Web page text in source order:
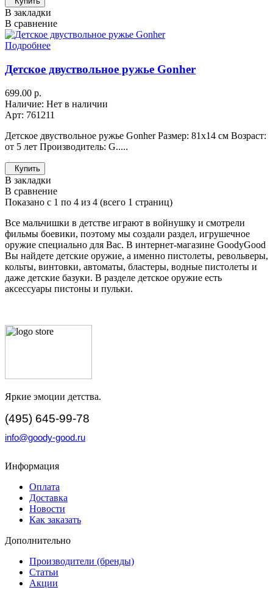
В закладки
В сравнение
Подробнее
Детское двуствольное ружье Gonher
699.00 р.
Наличие: Нет в наличии
Арт: 761211
Детское двуствольное ружье Gonher Размер: 81х14 см Возраст:
от 5 лет Производитель: G.....
Купить
В закладки
В сравнение
Показано с 1 по 4 из 4 (всего 1 страниц)
Все мальчишки в детстве играют в войнушку и смотрели
фильмы боевики, поэтому мы создали раздел, игрушечное
оружие специально для Вас. В интернет-магазине GoodyGood
Вы найдете детские оружие, а именно пистолеты, револьверы,
кольты, винтовки, автоматы, бластеры, водные пистолеты и
даже детские базуки. В разделе детское оружие есть
аксессуары пистоны и пульки.
Яркие эмоции детства.
(495) 645-99-78
info@goody-good.ru
Информация
Оплата
Доставка
Новости
Как заказать
Дополнительно
Производители (бренды)
Статьи
Акции